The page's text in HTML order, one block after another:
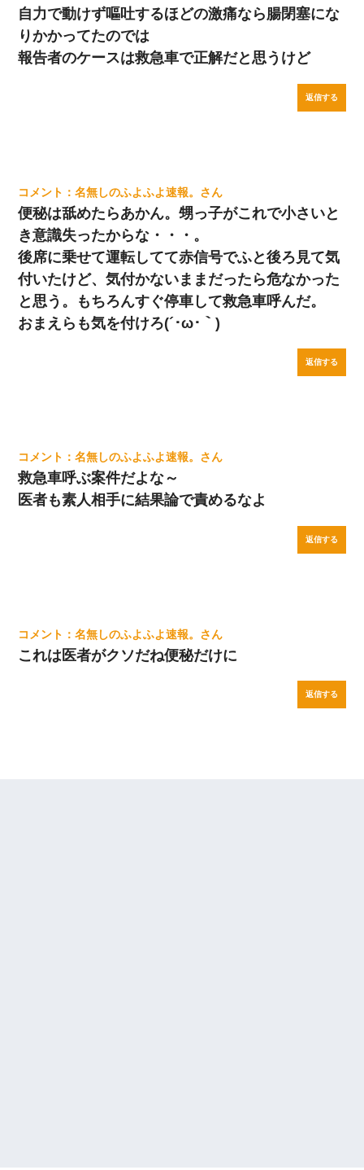
自力で動けず嘔吐するほどの激痛なら腸閉塞にな
りかかってたのでは
報告者のケースは救急車で正解だと思うけど
返信する
名無しのふよふよ速報。
便秘は舐めたらあかん。甥っ子がこれで小さいと
き意識失ったからな・・・。
後席に乗せて運転してて赤信号でふと後ろ見て気
付いたけど、気付かないままだったら危なかった
と思う。もちろんすぐ停車して救急車呼んだ。
おまえらも気を付けろ(´･ω･｀)
返信する
名無しのふよふよ速報。
救急車呼ぶ案件だよな～
医者も素人相手に結果論で責めるなよ
返信する
名無しのふよふよ速報。
これは医者がクソだね便秘だけに
返信する